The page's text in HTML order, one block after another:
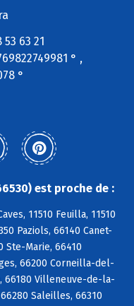
63 21
° ,
°
est proche de :
11510 Feuilla, 11510
Paziols, 66140 Canet-
Ste-Marie, 66410
66200 Corneilla-del-
66180 Villeneuve-de-la-
Saleilles, 66310